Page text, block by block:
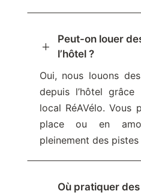
L
Peut-on louer
l’hôtel ?
Oui, nous louons
depuis l’hôtel
local RéAVélo. Vous
place ou en
pleinement des pistes
Où pratiquer